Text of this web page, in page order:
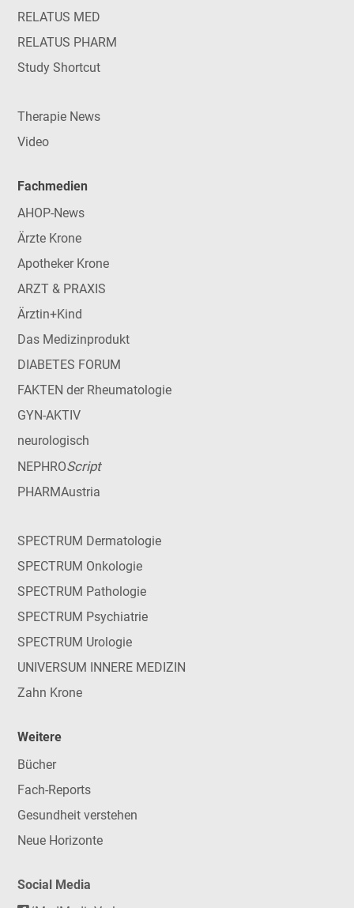
RELATUS MED
RELATUS PHARM
Study Shortcut
Therapie News
Video
Fachmedien
AHOP-News
Ärzte Krone
Apotheker Krone
ARZT & PRAXIS
Ärztin+Kind
Das Medizinprodukt
DIABETES FORUM
FAKTEN der Rheumatologie
GYN-AKTIV
neurologisch
NEPHROScript
PHARMAustria
SPECTRUM Dermatologie
SPECTRUM Onkologie
SPECTRUM Pathologie
SPECTRUM Psychiatrie
SPECTRUM Urologie
UNIVERSUM INNERE MEDIZIN
Zahn Krone
Weitere
Bücher
Fach-Reports
Gesundheit verstehen
Neue Horizonte
Social Media